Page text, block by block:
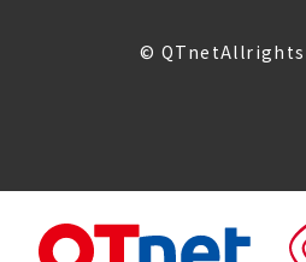
© QTnetAllrights